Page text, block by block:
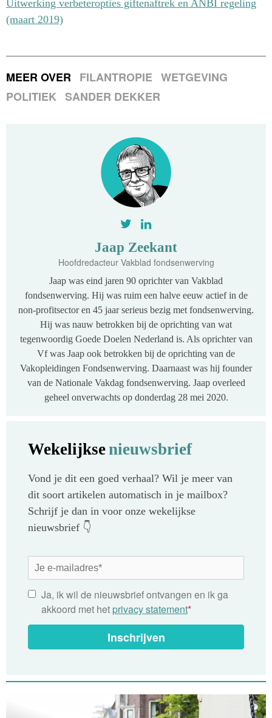
Uitwerking verbeteropties giftenaftrek en ANBI regeling
(maart 2019)
MEER OVER FILANTROPIE WETGEVING
POLITIEK SANDER DEKKER
Jaap Zeekant
Hoofdredacteur Vakblad fondsenwerving
Jaap was eind jaren 90 oprichter van Vakblad
fondsenwerving. Hij was ruim een halve eeuw actief in de
non-profitsector en 45 jaar serieus bezig met fondsenwerving.
Hij was nauw betrokken bij de oprichting van wat
tegenwoordig Goede Doelen Nederland is. Als oprichter van
Vf was Jaap ook betrokken bij de oprichting van de
Vakopleidingen Fondsenwerving. Daarnaast was hij founder
van de Nationale Vakdag fondsenwerving. Jaap overleed
geheel onverwachts op donderdag 28 mei 2020.
Wekelijksenieuwsbrief
Vond je dit een goed verhaal? Wil je meer van
dit soort artikelen automatisch in je mailbox?
Schrijf je dan in voor onze wekelijkse
nieuwsbrief 👇
Ja, ik wil de nieuwsbrief ontvangen en ik ga
akkoord met het privacy statement*
Inschrijven